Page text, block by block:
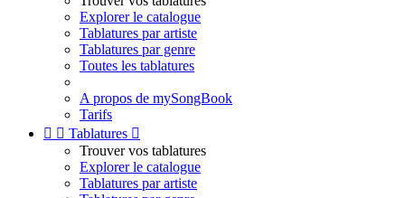
Explorer le catalogue
Tablatures par artiste
Tablatures par genre
Toutes les tablatures
A propos de mySongBook
Tarifs
  Tablatures 
Trouver vos tablatures
Explorer le catalogue
Tablatures par artiste